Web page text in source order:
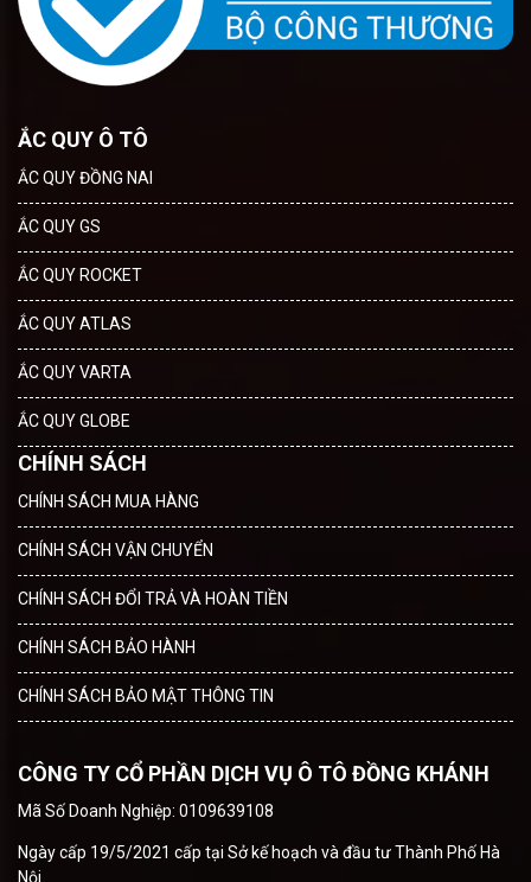
ẮC QUY Ô TÔ
ẮC QUY ĐỒNG NAI
ẮC QUY GS
ẮC QUY ROCKET
ẮC QUY ATLAS
ẮC QUY VARTA
ẮC QUY GLOBE
CHÍNH SÁCH
CHÍNH SÁCH MUA HÀNG
CHÍNH SÁCH VẬN CHUYỂN
CHÍNH SÁCH ĐỔI TRẢ VÀ HOÀN TIỀN
CHÍNH SÁCH BẢO HÀNH
CHÍNH SÁCH BẢO MẬT THÔNG TIN
CÔNG TY CỔ PHẦN DỊCH VỤ Ô TÔ ĐỒNG KHÁNH
Mã Số Doanh Nghiệp: 0109639108
Ngày cấp 19/5/2021 cấp tại Sở kế hoạch và đầu tư Thành Phố Hà
Nội